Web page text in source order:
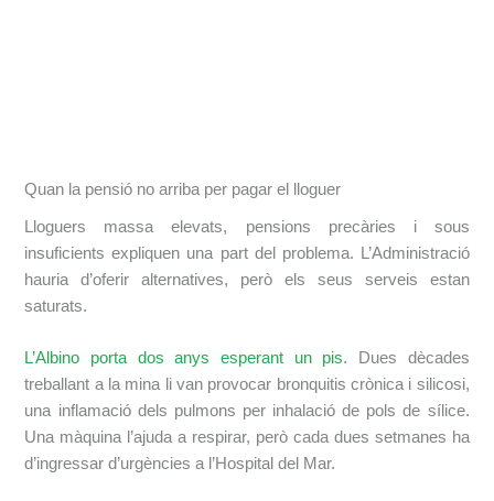
Quan la pensió no arriba per pagar el lloguer
Lloguers massa elevats, pensions precàries i sous
insuficients expliquen una part del problema. L’Administració
hauria d’oferir alternatives, però els seus serveis estan
saturats.
L’Albino porta dos anys esperant un pis. Dues dècades
treballant a la mina li van provocar bronquitis crònica i silicosi,
una inflamació dels pulmons per inhalació de pols de sílice.
Una màquina l’ajuda a respirar, però cada dues setmanes ha
d’ingressar d’urgències a l’Hospital del Mar.